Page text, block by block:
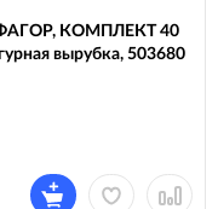
КОМПЛЕКТ 40
вырубка, 503680